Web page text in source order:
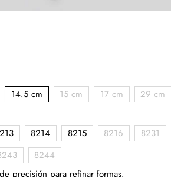
14.5 cm 15 cm 17 cm
29 cm
8214 8215 8216
8231
8244
precisión para refinar formas.